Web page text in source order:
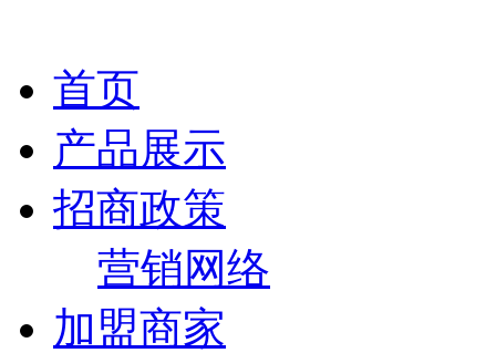
首页
产品展示
招商政策
营销网络
加盟商家